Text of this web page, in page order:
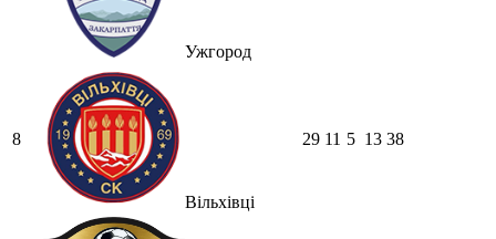
Ужгород
8
Вільхівці
29 11 5 13 38